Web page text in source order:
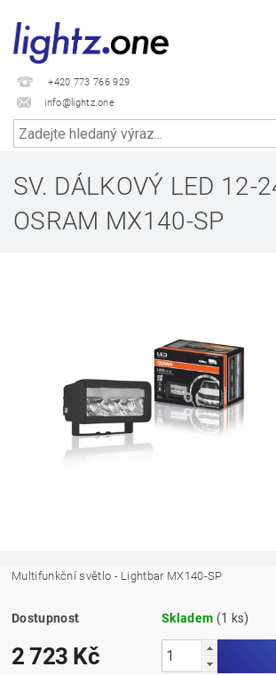
+420 773 766 929
info@lightz.one
SV. DÁLKOVÝ LED 12-
OSRAM MX140-SP
Multifunkční světlo - Lightbar MX140-SP
Dostupnost Skladem (1 ks)
2 723 Kč